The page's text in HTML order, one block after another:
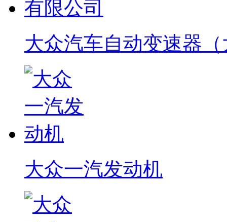
大众汽车自动变速器
大众一汽发动机